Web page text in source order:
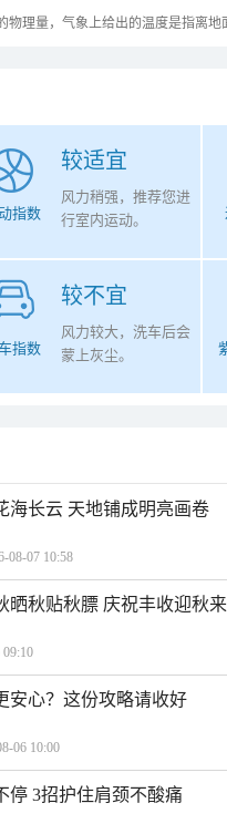
物理量，气象上给出的温度是指离地
较适宜
指数
风力稍强，推荐您进
行室内运动。
较不宜
指数
风力较大，洗车后会
蒙上灰尘。
海长云 天地铺成明亮画卷
08-07 10:58
晒秋贴秋膘 庆祝丰收迎秋来
安心？这份攻略请收好
06 10:00
停 3招护住肩颈不酸痛